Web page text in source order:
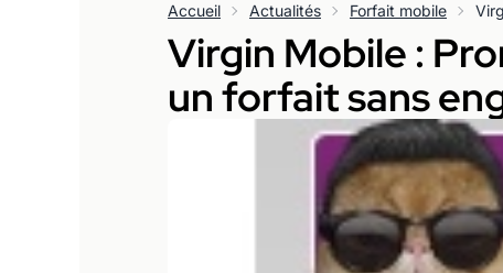
Accueil Actualités Forfait mobile
Virgin Mobile :
un forfait sans